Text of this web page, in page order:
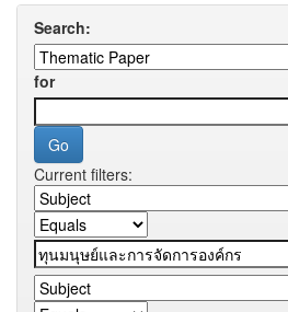
Search:
for
Current filters: